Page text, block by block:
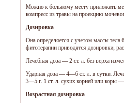
Можно к больному месту приложить
компресс из травы на проекцию
Дозировка
Она определяется с учетом массы тела
фитотерапии приводятся дозировки,
Лечебная доза — 2 ст. л. без верха
Ударная доза — 4—6 ст. л. в сутки.
3—5 г. 1 ст. л. сухих корней или коры —
Возрастная дозировка